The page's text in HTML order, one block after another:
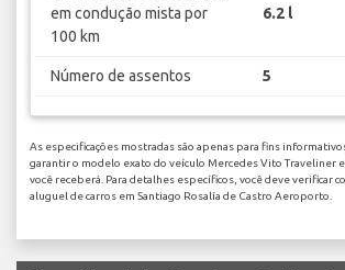
em condução mista por
100 km
6.2 l
Número de assentos 5
As especificações mostradas são apenas para fins
garantir o modelo exato do veículo Mercedes Vito Traveliner
você receberá. Para detalhes específicos, você deve verificar
aluguel de carros em Santiago Rosalía de Castro Aeroporto.